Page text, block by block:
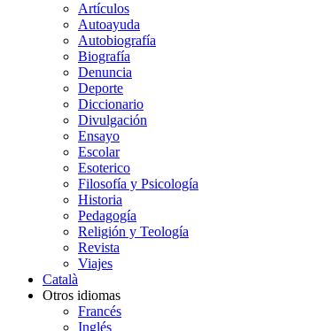
Artículos
Autoayuda
Autobiografía
Biografía
Denuncia
Deporte
Diccionario
Divulgación
Ensayo
Escolar
Esoterico
Filosofía y Psicología
Historia
Pedagogía
Religión y Teología
Revista
Viajes
Català
Otros idiomas
Francés
Inglés